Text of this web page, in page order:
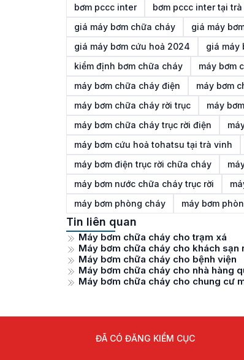
bơm pccc inter
bơm pccc inter tại
giá máy bơm chữa cháy
giá máy
giá máy bơm cứu hoả 2024
giá máy
kiểm định bơm chữa cháy
máy bơm
máy bơm chữa cháy điện
máy bơm
máy bơm chữa cháy rời trục
máy
máy bơm chữa cháy trục rời điện
máy bơm cứu hoả tohatsu tại trà vinh
máy bơm điện trục rời chữa cháy
máy bơm nước chữa cháy trục rời
máy bơm phòng cháy
máy bơm
Tin liên quan
Máy bơm chữa cháy cho trạm xá
Máy bơm chữa cháy cho khách sạn
Máy bơm chữa cháy cho bệnh viện
Máy bơm chữa cháy cho nhà hàng
Máy bơm chữa cháy cho chung cư
ĐÃ CÓ ĐĂNG KIỂM CỤC